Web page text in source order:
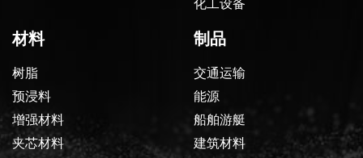
化工设备
材料
树脂
预浸料
增强材料
夹芯材料
制品
交通运输
能源
船舶游艇
建筑材料